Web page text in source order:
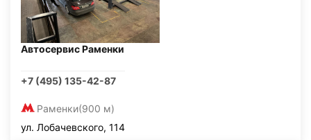
Автосервис Раменки
+7 (495) 135-42-87
Раменки(900 м)
ул. Лобачевского, 114